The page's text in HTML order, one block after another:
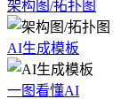
架构图/拓扑图
AI生成模板
一图看懂AI